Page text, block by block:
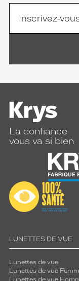
La confiance
vous va si bien
LUNETTES DE VUE
Lunettes de vue
Lunettes de vue
Lunettes de vue